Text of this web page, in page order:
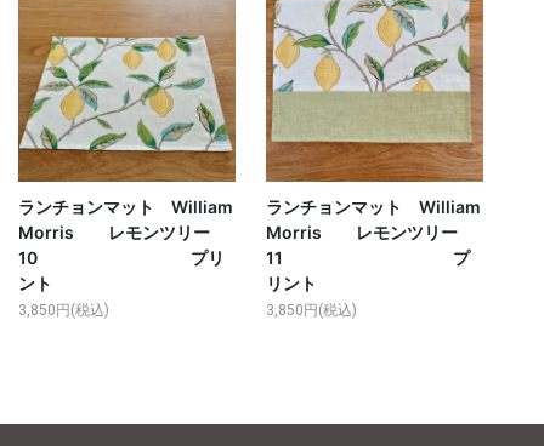
ランチョンマット William
Morris レモンツリー
10 プリ
ント
3,850円(税込)
ランチョンマット William
Morris レモンツリー
11 プ
リント
3,850円(税込)